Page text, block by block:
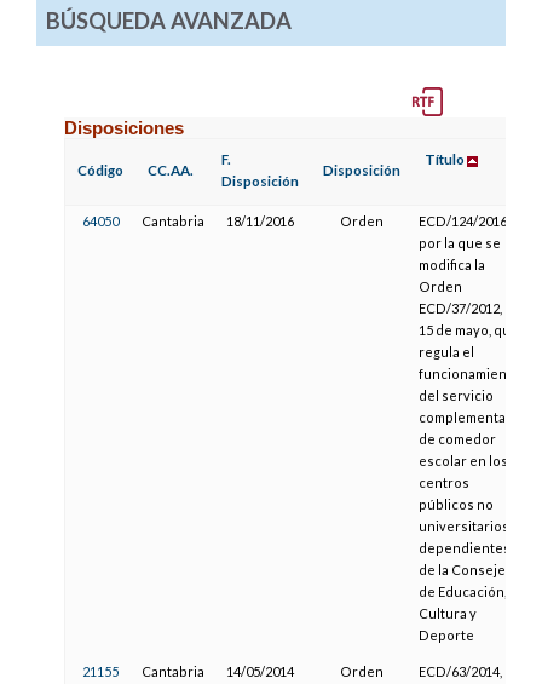
BÚSQUEDA AVANZADA
Disposiciones
Código CC.AA.
F.
Disposición
Disposición
Título
64050 Cantabria 18/11/2016 Orden
ECD/124/2016,
por la que se
modifica la
Orden
ECD/37/2012, de
15 de mayo, que
regula el
funcionamiento
del servicio
complementario
de comedor
escolar en los
centros
públicos no
universitarios
dependientes
de la Consejería
de Educación,
Cultura y
Deporte
21155 Cantabria 14/05/2014 Orden
ECD/63/2014,